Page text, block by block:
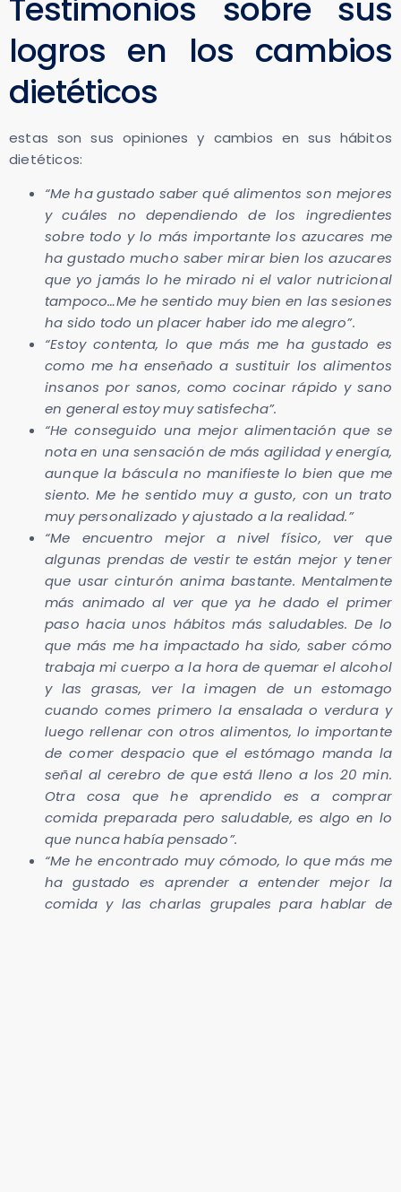
Testimonios sobre sus
logros en los cambios
dietéticos
estas son sus opiniones y cambios en sus hábitos
dietéticos:
“Me ha gustado saber qué alimentos son mejores
y cuáles no dependiendo de los ingredientes
sobre todo y lo más importante los azucares me
ha gustado mucho saber mirar bien los azucares
que yo jamás lo he mirado ni el valor nutricional
tampoco…Me he sentido muy bien en las sesiones
ha sido todo un placer haber ido me alegro”.
“Estoy contenta, lo que más me ha gustado es
como me ha enseñado a sustituir los alimentos
insanos por sanos, como cocinar rápido y sano
en general estoy muy satisfecha”.
“He conseguido una mejor alimentación que se
nota en una sensación de más agilidad y energía,
aunque la báscula no manifieste lo bien que me
siento. Me he sentido muy a gusto, con un trato
muy personalizado y ajustado a la realidad.”
“Me encuentro mejor a nivel físico, ver que
algunas prendas de vestir te están mejor y tener
que usar cinturón anima bastante. Mentalmente
más animado al ver que ya he dado el primer
paso hacia unos hábitos más saludables. De lo
que más me ha impactado ha sido, saber cómo
trabaja mi cuerpo a la hora de quemar el alcohol
y las grasas, ver la imagen de un estomago
cuando comes primero la ensalada o verdura y
luego rellenar con otros alimentos, lo importante
de comer despacio que el estómago manda la
señal al cerebro de que está lleno a los 20 min.
Otra cosa que he aprendido es a comprar
comida preparada pero saludable, es algo en lo
que nunca había pensado”.
“Me he encontrado muy cómodo, lo que más me
ha gustado es aprender a entender mejor la
comida y las charlas grupales para hablar de